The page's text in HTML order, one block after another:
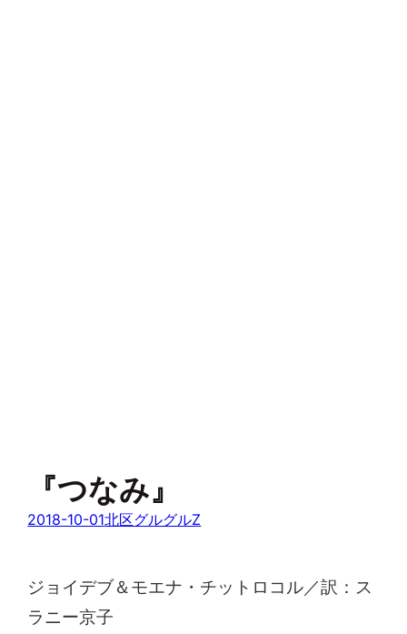
『つなみ』
2018-10-01北区グルグルZ
ジョイデブ＆モエナ・チットロコル／訳：ス
ラニー京子